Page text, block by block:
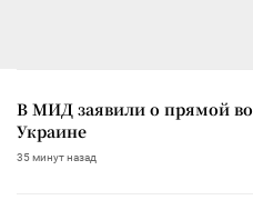
В МИД заявили о прямой
Украине
35 минут назад